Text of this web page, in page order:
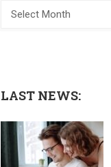
LAST NEWS: